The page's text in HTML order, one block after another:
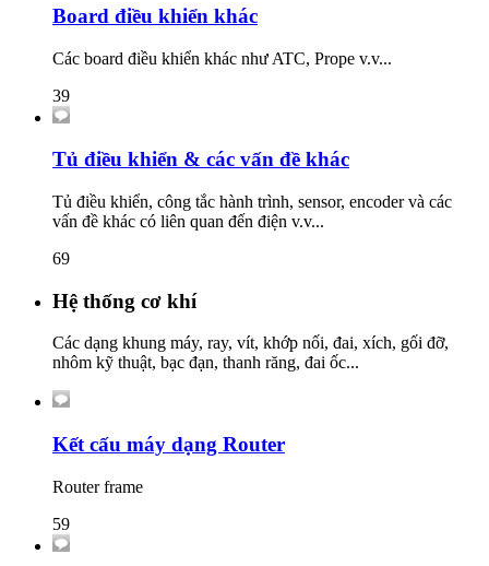
Board điều khiển khác
Các board điều khiển khác như ATC, Prope v.v...
39
Tủ điều khiển & các vấn đề khác
Tủ điều khiển, công tắc hành trình, sensor, encoder và các
vấn đề khác có liên quan đến điện v.v...
69
Hệ thống cơ khí
Các dạng khung máy, ray, vít, khớp nối, đai, xích, gối đỡ,
nhôm kỹ thuật, bạc đạn, thanh răng, đai ốc...
Kết cấu máy dạng Router
Router frame
59